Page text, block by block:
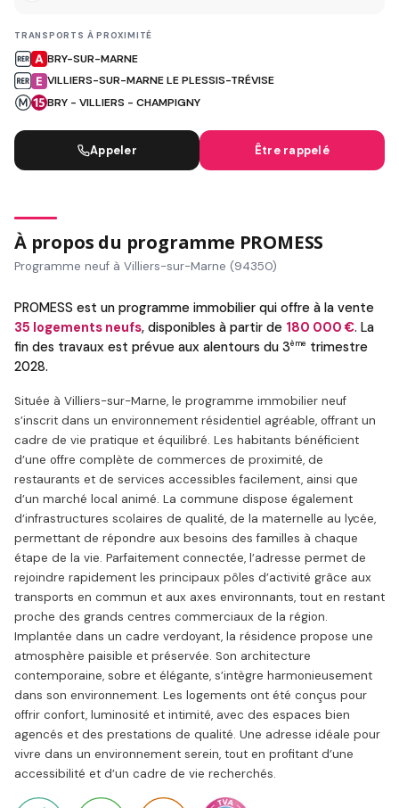
TRANSPORTS À PROXIMITÉ
BRY-SUR-MARNE
VILLIERS-SUR-MARNE LE PLESSIS-TRÉVISE
BRY - VILLIERS - CHAMPIGNY
Appeler Être rappelé
À propos du programme PROMESS
Programme neuf à Villiers-sur-Marne (94350)
PROMESS est un programme immobilier qui offre à la vente
35 logements neufs, disponibles à partir de 180 000 €. La
fin des travaux est prévue aux alentours du 3ème trimestre
2028.
Située à Villiers-sur-Marne, le programme immobilier neuf
s’inscrit dans un environnement résidentiel agréable, offrant un
cadre de vie pratique et équilibré. Les habitants bénéficient
d’une offre complète de commerces de proximité, de
restaurants et de services accessibles facilement, ainsi que
d’un marché local animé. La commune dispose également
d’infrastructures scolaires de qualité, de la maternelle au lycée,
permettant de répondre aux besoins des familles à chaque
étape de la vie. Parfaitement connectée, l’adresse permet de
rejoindre rapidement les principaux pôles d’activité grâce aux
transports en commun et aux axes environnants, tout en restant
proche des grands centres commerciaux de la région.
Implantée dans un cadre verdoyant, la résidence propose une
atmosphère paisible et préservée. Son architecture
contemporaine, sobre et élégante, s’intègre harmonieusement
dans son environnement. Les logements ont été conçus pour
offrir confort, luminosité et intimité, avec des espaces bien
agencés et des prestations de qualité. Une adresse idéale pour
vivre dans un environnement serein, tout en profitant d’une
accessibilité et d’un cadre de vie recherchés.